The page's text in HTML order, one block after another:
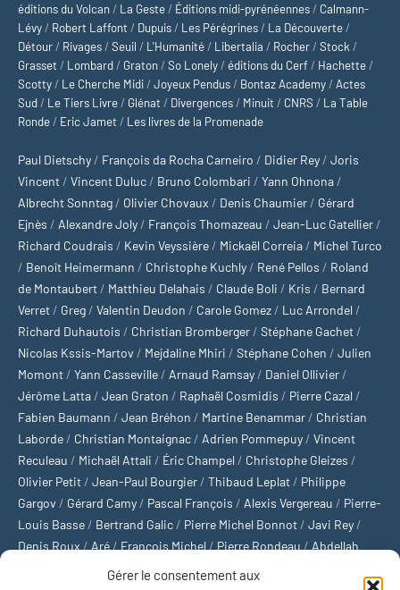
Gérer le consentement aux
éditions du Volcan / La Geste / Éditions midi-pyrénéennes / Calmann-
Lévy / Robert Laffont / Dupuis / Les Pérégrines / La Découverte /
Détour / Rivages /Seuil / L'Humanité / Libertalia / Rocher /Stock /
Grasset / Lombard / Graton /So Lonely /éditions du Cerf / Hachette /
Scotty / Le Cherche Midi /Joyeux Pendus / Bontaz Academy / Actes
Sud / Le Tiers Livre / Glénat / Divergences / Minuit / CNRS / La Table
Ronde / Eric Jamet / Les livres de la Promenade
Paul Dietschy / François da Rocha Carneiro / Didier Rey / Joris
Vincent / Vincent Duluc / Bruno Colombari / Yann Ohnona /
Albrecht Sonntag / Olivier Chovaux / Denis Chaumier / Gérard
Ejnès / Alexandre Joly / François Thomazeau / Jean-Luc Gatellier /
Richard Coudrais / Kevin Veyssière / Mickaël Correia / Michel Turco
/ Benoît Heimermann / Christophe Kuchly / René Pellos / Roland
de Montaubert / Matthieu Delahais / Claude Boli / Kris / Bernard
Verret / Greg / Valentin Deudon / Carole Gomez / Luc Arrondel /
Richard Duhautois / Christian Bromberger / Stéphane Gachet /
Nicolas Kssis-Martov / Mejdaline Mhiri / Stéphane Cohen / Julien
Momont / Yann Casseville / Arnaud Ramsay / Daniel Ollivier /
Jérôme Latta / Jean Graton / Raphaël Cosmidis / Pierre Cazal /
Fabien Baumann / Jean Bréhon / Martine Benammar / Christian
Laborde / Christian Montaignac / Adrien Pommepuy / Vincent
Reculeau / Michaël Attali / Éric Champel / Christophe Gleizes /
Olivier Petit / Jean-Paul Bourgier / Thibaud Leplat / Philippe
Gargov / Gérard Camy / Pascal François / Alexis Vergereau / Pierre-
Louis Basse / Bertrand Galic / Pierre Michel Bonnot / Javi Rey /
Denis Roux / Aré / François Michel / Pierre Rondeau / Abdellah
Michaël Delépine